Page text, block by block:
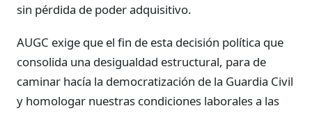
sin pérdida de poder adquisitivo.
AUGC exige que el fin de esta decisión política que
consolida una desigualdad estructural, para de
caminar hacía la democratización de la Guardia Civil
y homologar nuestras condiciones laborales a las